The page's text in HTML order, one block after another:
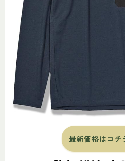
最新価格はコチ